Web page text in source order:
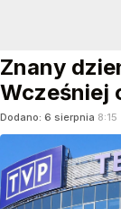
Znany
Wcześniej
Dodano: 6 sierpnia 8:15